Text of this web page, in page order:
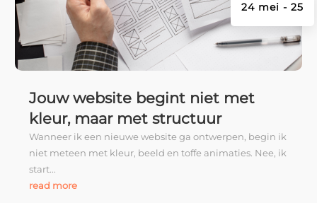
Jouw website begint niet met
kleur, maar met structuur
24 mei - 25
Wanneer ik een nieuwe website ga ontwerpen, begin ik
niet meteen met kleur, beeld en toffe animaties. Nee, ik
start...
read more